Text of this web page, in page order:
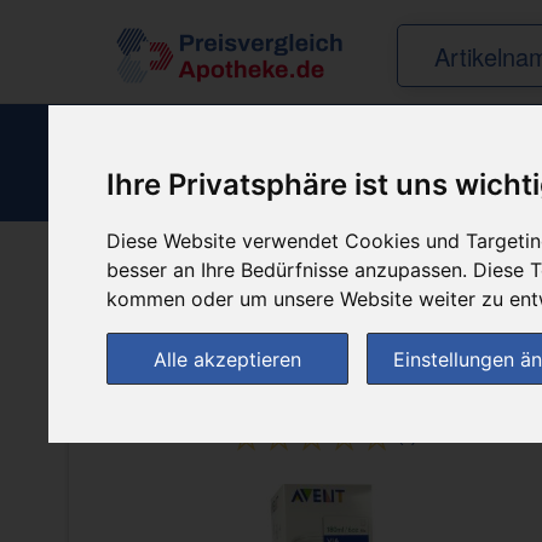
Ihre Privatsphäre ist uns
Diese Website verwendet Cookies und
besser an Ihre Bedürfnisse anzupassen. Diese
kommen oder um unsere Website weiter zu
Alle akzeptieren Einstellungen
« ‹ 1 2 3 4 › »